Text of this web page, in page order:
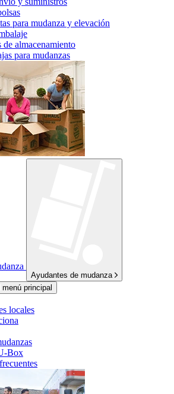
para mudanza y elevación
de almacenamiento
para mudanzas
Ayudantes de mudanza
principal
locales
Box